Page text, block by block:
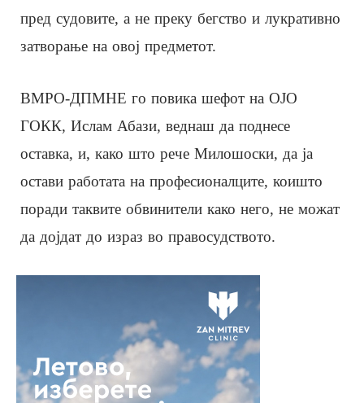
пред судовите, а не преку бегство и лукративно
затворање на овој предметот.
ВМРО-ДПМНЕ го повика шефот на ОЈО
ГОКК, Ислам Абази, веднаш да поднесе
оставка, и, како што рече Милошоски, да ја
остави работата на професионалците, коишто
поради таквите обвинители како него, не можат
да дојдат до израз во правосудството.